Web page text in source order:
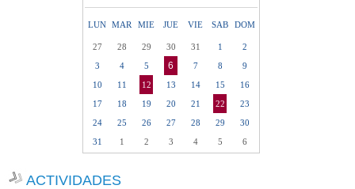
LUN MAR MIE JUE VIE SAB DOM
27 28 29 30 31 1
2
3
4 5 6 7 8
9
10
11 12 13 14 15
16
17
18 19 20 21 22
23
24
25 26 27 28 29
30
31
1 2 3 4 5 6
ACTIVIDADES